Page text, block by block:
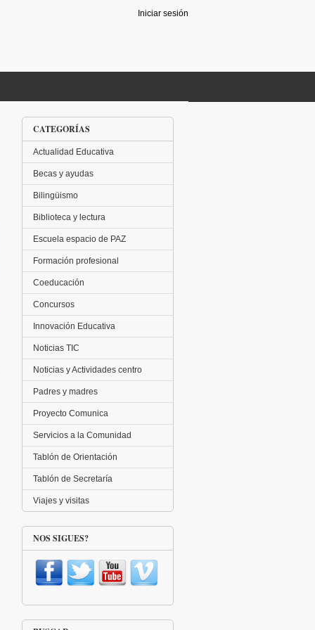
Iniciar sesión
CATEGORÍAS
Actualidad Educativa
Becas y ayudas
Bilingüismo
Biblioteca y lectura
Escuela espacio de PAZ
Formación profesional
Coeducación
Concursos
Innovación Educativa
Noticias TIC
Noticias y Actividades centro
Padres y madres
Proyecto Comunica
Servicios a la Comunidad
Tablón de Orientación
Tablón de Secretaría
Viajes y visitas
NOS SIGUES?